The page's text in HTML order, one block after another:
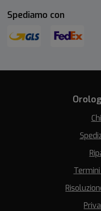
Spediamo con